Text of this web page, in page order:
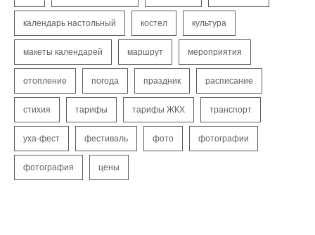
календарь настольный костел культура
макеты календарей маршрут мероприятия
отопление погода праздник расписание
стихия тарифы тарифы ЖКХ транспорт
уха-фест фестиваль фото фотографии
фотография цены